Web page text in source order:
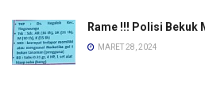
Rame !!! Polisi Bekuk
MARET 28, 2024